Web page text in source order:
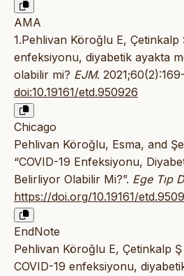
AMA
1.Pehlivan Köroğlu E, Çetinkalp
enfeksiyonu, diyabetik ayakta
olabilir mi? EJM.
doi:10.19161/etd.950926
Chicago
Pehlivan Köroğlu, Esma, and
“COVID-19 Enfeksiyonu,
Belirliyor Olabilir Mi?”. Ege Tıp
https://doi.org/10.19161/
EndNote
Pehlivan Köroğlu E, Çetinkalp
COVID-19 enfeksiyonu,